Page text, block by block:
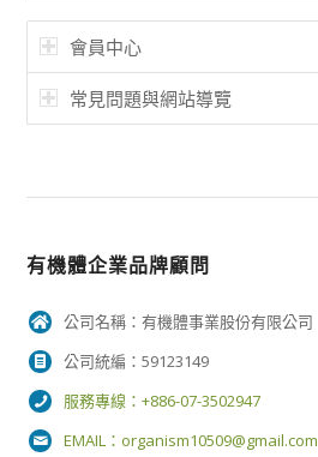
會員中心
常見問題與網站導覽
有機體企業品牌顧問
公司名稱：有機體事業股份有限公司
公司統編：59123149
服務專線：+886-07-3502947
EMAIL： organism10509@gmail.com